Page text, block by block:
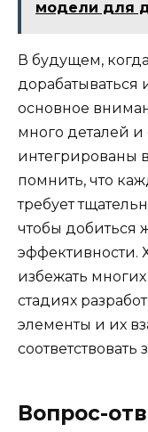
модели для
В будущем,
дорабатываться
основное
много деталей
интегрированы
помнить, что
требует
чтобы добиться
избежать
стадиях
элементы и их
Вопрос-